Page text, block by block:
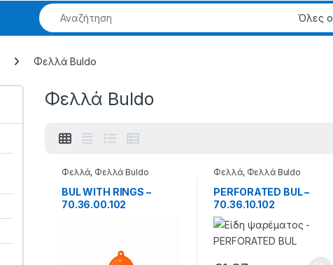
Φελλά Buldo
Φελλά Buldo
Φελλά, Φελλά Buldo
BUL WITH RINGS –
70.36.00.102
Φελλά, Φελλά Buldo
PERFORATED BUL –
70.36.10.102